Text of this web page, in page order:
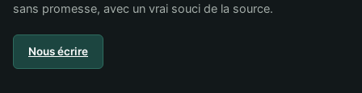
sans promesse, avec un vrai souci de la source.
Nous écrire